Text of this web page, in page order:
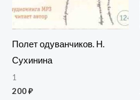
Полет одуванчиков. Н.
Сухинина
1
200₽